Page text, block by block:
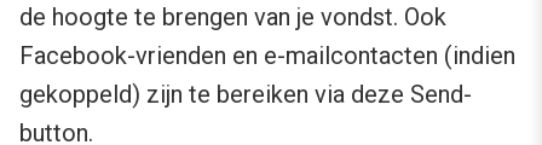
de hoogte te brengen van je vondst. Ook
Facebook-vrienden en e-mailcontacten (indien
gekoppeld) zijn te bereiken via deze Send-
button.